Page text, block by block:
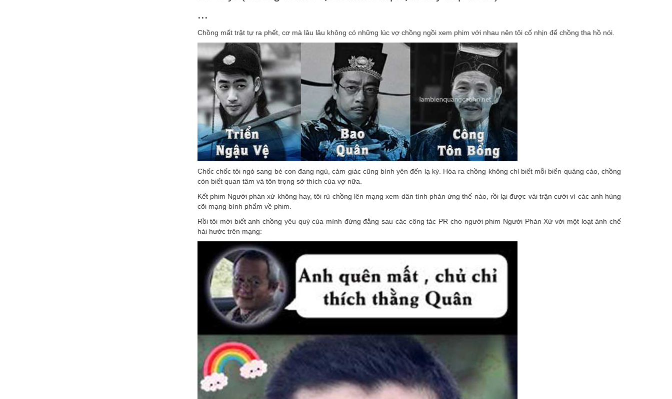
...
Chồng mất trật tự ra phết, cơ mà lâu lâu không có những lúc vợ chồng ngồi xem phim với nhau nên tôi cố nhịn để chồng tha hồ nói.
Chốc chốc tôi ngó sang bé con đang ngủ, cảm giác cũng bình yên đến lạ kỳ. Hóa ra chồng không chỉ biết mỗi biển quảng cáo, chồng
còn biết quan tâm và tôn trọng sở thích của vợ nữa.
Kết phim Người phán xử không hay, tôi rủ chồng lên mạng xem dân tình phản ứng thế nào, rồi lại được vài trận cười vì các anh hùng
cõi mạng bình phẩm về phim.
Rồi tôi mới biết anh chồng yêu quý của mình đứng đằng sau các công tác PR cho người phim Người Phán Xử với một loạt ảnh chế
hài hước trên mạng: